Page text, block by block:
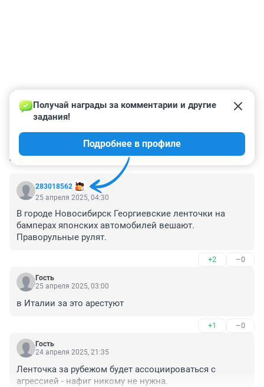
КОММЕНТАРИИ 19
283018562
Получай награды за комментарии и другие
задания!
Подробнее в профиле
25 апреля 2025, 04:30
В городе Новосибирск Георгиевские ленточки на
бамперах японских автомобилей вешают.
Праворульные рулят.
+2 –0
Гость
25 апреля 2025, 03:00
в Италии за это арестуют
+1 –0
Гость
24 апреля 2025, 21:35
Ленточка за рубежом будет ассоциироваться с
агрессией - нафиг никому не нужна.